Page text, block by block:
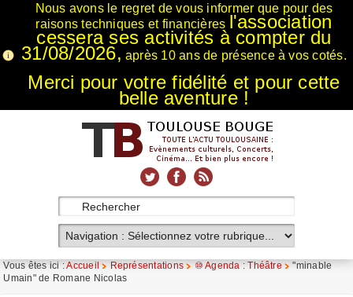
Nous avons le regret de vous informer que pour des
raisons techniques et financières l'association
cessera ses activités à compter du
31/08/2026, après 10 ans de présence à vos cotés.
Merci pour votre fidélité et pour cette
belle aventure !
Vous êtes ici :Accueil Représentations ⑩ Agenda : Théâtre
"minable
Umain" de Romane Nicolas